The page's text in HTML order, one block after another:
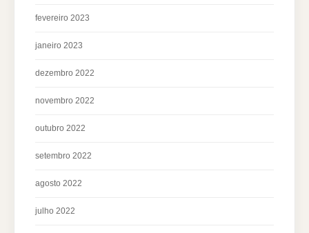
fevereiro 2023
janeiro 2023
dezembro 2022
novembro 2022
outubro 2022
setembro 2022
agosto 2022
julho 2022